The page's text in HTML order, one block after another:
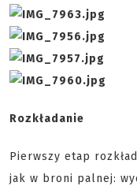
Rozkładanie
Pierwszy etap
jak w broni palnej: